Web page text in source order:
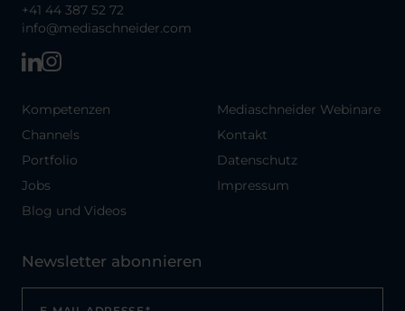
+41 44 387 52 72
info@mediaschneider.com
Kompetenzen
Channels
Portfolio
Jobs
Blog und Videos
Mediaschneider Webinare
Kontakt
Datenschutz
Impressum
Newsletter abonnieren